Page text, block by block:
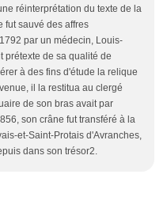
réinterprétation du texte de la
fut sauvé des affres
par un médecin, Louis-
prétexte de sa qualité de
à des fins d'étude la relique
il la restitua au clergé
de son bras avait par
son crâne fut transféré à la
et-Saint-Protais d'Avranches,
dans son trésor2.